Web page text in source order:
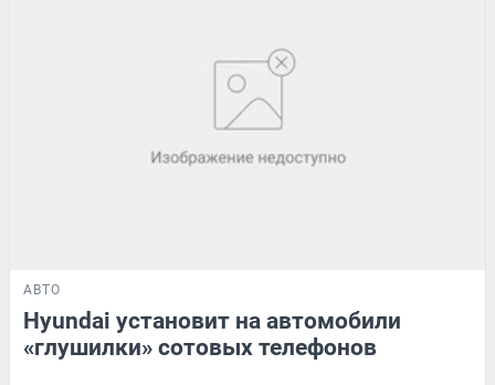
АВТО
Hyundai установит на автомобили
«глушилки» сотовых телефонов